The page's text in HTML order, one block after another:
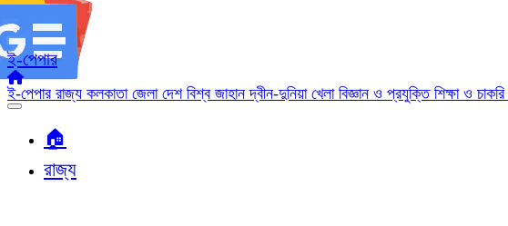
ই-পেপার
ই-পেপার রাজ্য কলকাতা জেলা দেশ বিশ্ব জাহানদ্বীন-দুনিয়া খেলা বিজ্ঞান ও প্রযুক্তি শিক্ষা ও চাকরি
🏠︎
রাজ্য